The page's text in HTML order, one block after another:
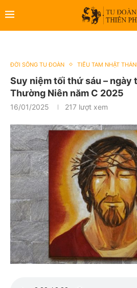
ĐỜI SỐNG TU ĐOÀN TIỂU TAM NHẬT
Suy niệm tối thứ sáu – ngày
Thường Niên năm C 2025
16/01/2025 217 lượt xem